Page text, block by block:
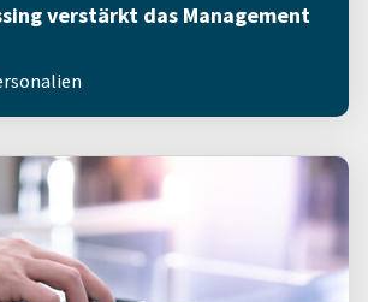
verstärkt das Management